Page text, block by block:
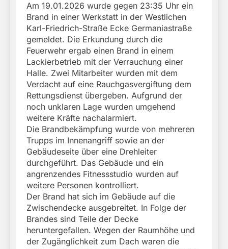
Am 19.01.2026 wurde gegen 23:35 Uhr ein
Brand in einer Werkstatt in der Westlichen
Karl-Friedrich-Straße Ecke Germaniastraße
gemeldet. Die Erkundung durch die
Feuerwehr ergab einen Brand in einem
Lackierbetrieb mit der Verrauchung einer
Halle. Zwei Mitarbeiter wurden mit dem
Verdacht auf eine Rauchgasvergiftung dem
Rettungsdienst übergeben. Aufgrund der
noch unklaren Lage wurden umgehend
weitere Kräfte nachalarmiert.
Die Brandbekämpfung wurde von mehreren
Trupps im Innenangriff sowie an der
Gebäudeseite über eine Drehleiter
durchgeführt. Das Gebäude und ein
angrenzendes Fitnessstudio wurden auf
weitere Personen kontrolliert.
Der Brand hat sich im Gebäude auf die
Zwischendecke ausgebreitet. In Folge der
Brandes sind Teile der Decke
heruntergefallen. Wegen der Raumhöhe und
der Zugänglichkeit zum Dach waren die